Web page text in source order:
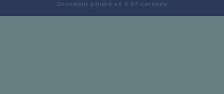
Document généré en 0.97 seconde